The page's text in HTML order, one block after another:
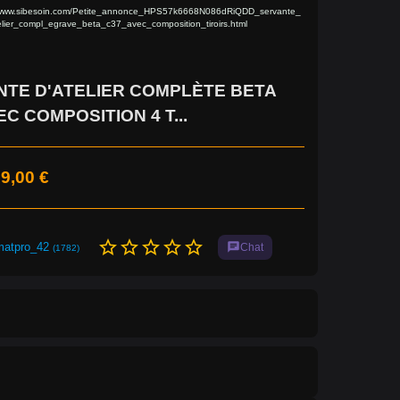
Petite_annonce_HPS57k6668N086dRiQDD_servante_
D'ATELIER COMPLÈTE BETA
COMPOSITION 4 T...
€
(1782) star_borderstar_borderstar_borderstar_borderstar_border chatChat